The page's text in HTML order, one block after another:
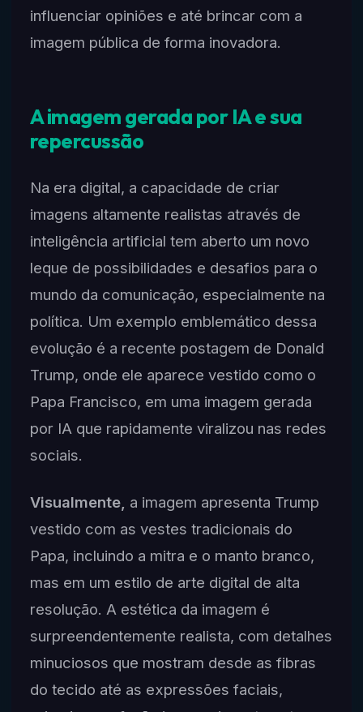
influenciar opiniões e até brincar com a
imagem pública de forma inovadora.
A imagem gerada por IA e sua
repercussão
Na era digital, a capacidade de criar
imagens altamente realistas através de
inteligência artificial tem aberto um novo
leque de possibilidades e desafios para o
mundo da comunicação, especialmente na
política. Um exemplo emblemático dessa
evolução é a recente postagem de Donald
Trump, onde ele aparece vestido como o
Papa Francisco, em uma imagem gerada
por IA que rapidamente viralizou nas redes
sociais.
Visualmente, a imagem apresenta Trump
vestido com as vestes tradicionais do
Papa, incluindo a mitra e o manto branco,
mas em um estilo de arte digital de alta
resolução. A estética da imagem é
surpreendentemente realista, com detalhes
minuciosos que mostram desde as fibras
do tecido até as expressões faciais,